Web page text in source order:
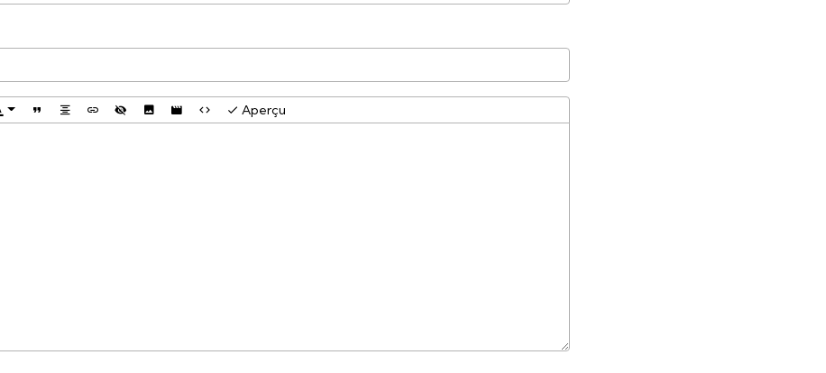
Aperçu